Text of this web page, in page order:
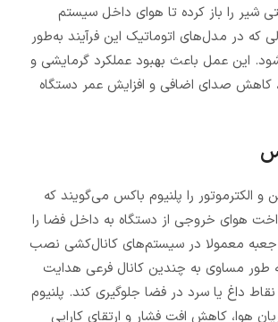
شیر را باز کرده تا هوای داخل سیستم
که در مدل‌های اتوماتیک این فرآیند به‌طور
این عمل باعث بهبود عملکرد گرمایشی و
صدای اضافی و افزایش عمر دستگاه
و الکترموتور را پلنیوم باکس می­‌گویند که
هوای خروجی از دستگاه به داخل فضا را
جعبه معمولا در سیستم‌های کانال‌کشی نصب
طور مساوی به چندین کانال فرعی هدایت
نقاط داغ یا سرد در فضا جلوگیری کند. پلنیوم
هوا، کاهش افت فشار و ارتقای کارایی